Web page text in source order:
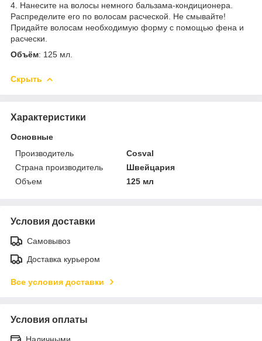
4. Нанесите на волосы немного бальзама-кондиционера.
Распределите его по волосам расческой. Не смывайте!
Придайте волосам необходимую форму с помощью фена и
расчески.
Объём: 125 мл.
Скрыть
Характеристики
Основные
Производитель
Cosval
Страна производитель
Швейцария
Объем
125 мл
Условия доставки
Самовывоз
Доставка курьером
Все условия доставки
Условия оплаты
Наличными